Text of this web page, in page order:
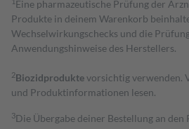
Eine pharmazeutische Prüfung der
Produkte in deinem Warenkorb
Wechselwirkungschecks und die
Anwendungshinweise des Herstellers.
2Biozidproduktevorsichtig verwenden.
und Produktinformationen lesen.
3Die Übergabe deiner Bestellung an